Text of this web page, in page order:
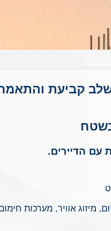
משלב קביעת
עם הדיירים.
מיזוג אוויר, מערכות